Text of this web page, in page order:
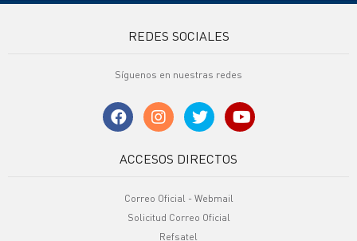
REDES SOCIALES
Síguenos en nuestras redes
ACCESOS DIRECTOS
Correo Oficial - Webmail
Solicitud Correo Oficial
Refsatel